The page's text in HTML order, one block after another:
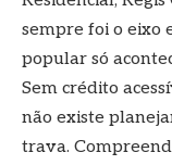
sempre foi o eixo
popular só
Sem crédito
não existe
trava.